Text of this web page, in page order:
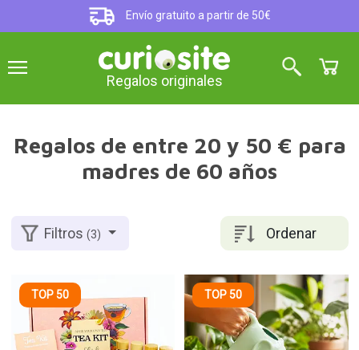
Envío gratuito a partir de 50€
Regalos originales
Regalos de entre 20 y 50 € para
madres de 60 años
Ordenar
Filtros(3)
TOP 50 TOP 50